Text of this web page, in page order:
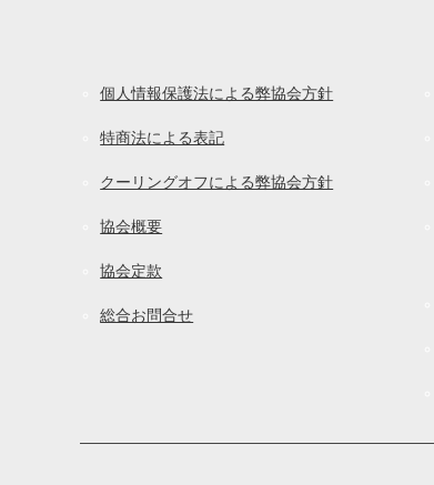
個人情報保護法による弊協会方針
特商法による表記
クーリングオフによる弊協会方針
協会概要
協会定款
総合お問合せ